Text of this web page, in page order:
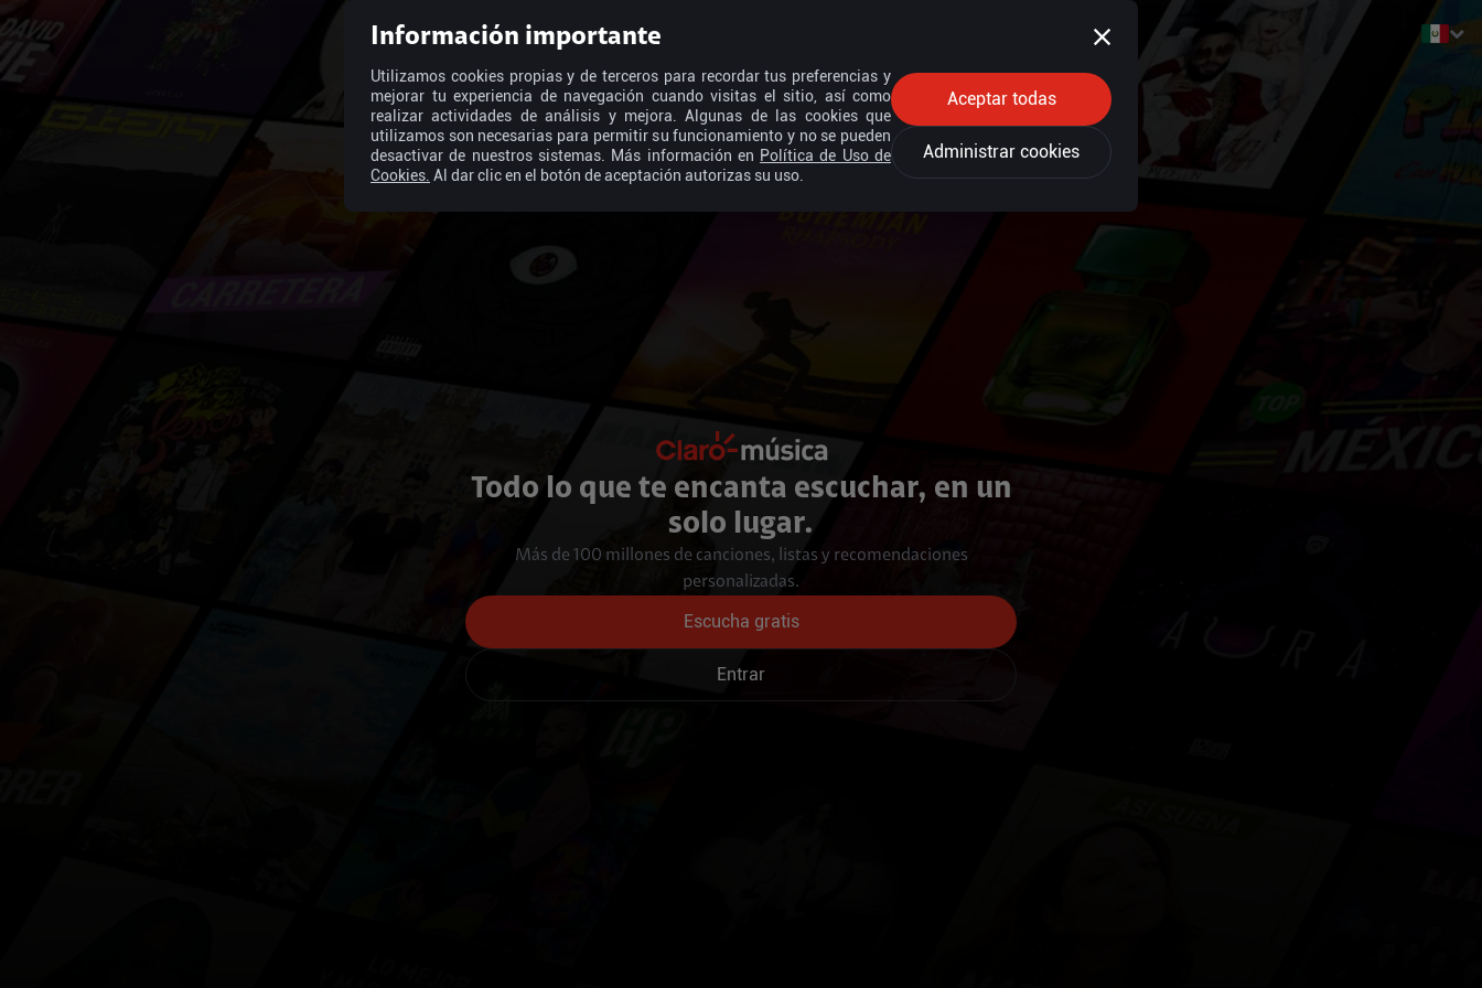
Todo lo que te encanta escuchar, en un
solo lugar.
Más de 100 millones de canciones, listas y recomendaciones
personalizadas.
Escucha gratis
Entrar
Información importante
Utilizamos cookies propias y de terceros para recordar tus preferencias y
mejorar tu experiencia de navegación cuando visitas el sitio, así como
realizar actividades de análisis y mejora. Algunas de las cookies que
utilizamos son necesarias para permitir su funcionamiento y no se pueden
desactivar de nuestros sistemas. Más información en Política de Uso de
Cookies. Al dar clic en el botón de aceptación autorizas su uso.
Aceptar todas
Administrar cookies